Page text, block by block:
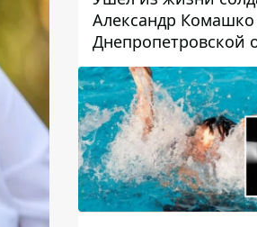
Александр Комашко
Днепропетровской